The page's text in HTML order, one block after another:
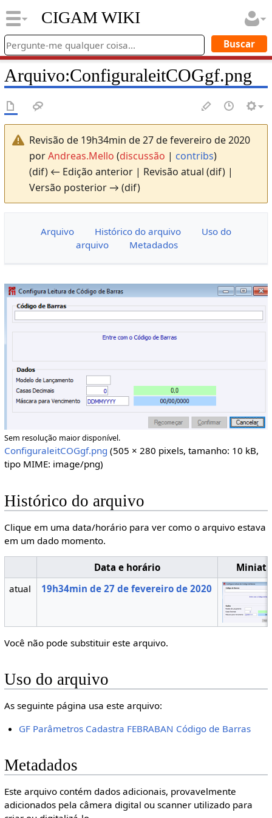
CIGAM WIKI
Arquivo:ConfiguraleitCOGgf.png
Revisão de 19h34min de 27 de fevereiro de 2020
porAndreas.Mello (discussão | contribs)
(dif) ← Edição anterior | Revisão atual (dif) |
Versão posterior → (dif)
Arquivo Histórico do arquivo
Uso do
arquivo
Metadados
Sem resolução maior disponível.
ConfiguraleitCOGgf.png (505 × 280 pixels, tamanho: 10 kB,
tipo MIME: image/png)
Histórico do arquivo
Clique em uma data/horário para ver como o arquivo estava
em um dado momento.
Data e horário
atual
19h34min de 27 de fevereiro de 2020
Você não pode substituir este arquivo.
Uso do arquivo
As seguinte página usa este arquivo:
GF Parâmetros Cadastra FEBRABAN Código de Barras
Metadados
Este arquivo contém dados adicionais, provavelmente
adicionados pela câmera digital ou scanner utilizado para